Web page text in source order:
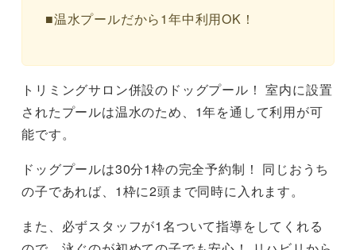
■温水プールだから1年中利用OK！
トリミングサロン併設のドッグプール！ 室内に設置
されたプールは温水のため、1年を通して利用が可
能です。
ドッグプールは30分1枠の完全予約制！ 同じおうち
の子であれば、1枠に2頭まで同時に入れます。
また、必ずスタッフが1名ついて指導をしてくれる